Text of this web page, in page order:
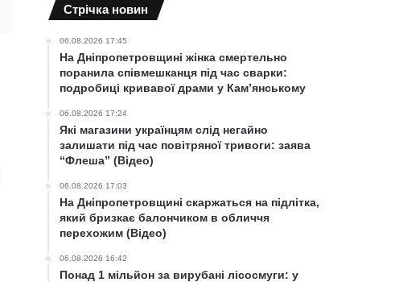
Cтрічка новин
06.08.2026 17:45
На Дніпропетровщині жінка смертельно
поранила співмешканця під час сварки:
подробиці кривавої драми у Кам’янському
06.08.2026 17:24
Які магазини українцям слід негайно
залишати під час повітряної тривоги: заява
“Флеша” (Відео)
06.08.2026 17:03
На Дніпропетровщині скаржаться на підлітка,
який бризкає балончиком в обличчя
перехожим (Відео)
06.08.2026 16:42
Понад 1 мільйон за вирубані лісосмуги: у